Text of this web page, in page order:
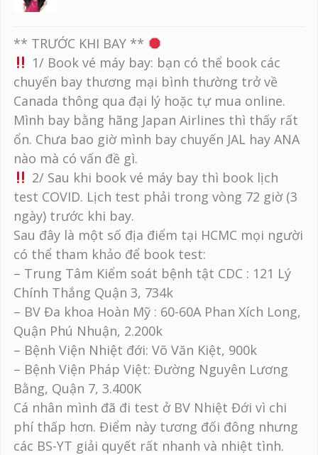
** TRƯỚC KHI BAY **
1/ Book vé máy bay: bạn có thể book các
chuyến bay thương mại bình thường trở về
Canada thông qua đại lý hoặc tự mua online.
Mình bay bằng hãng Japan Airlines thì thấy rất
ổn. Chưa bao giờ mình bay chuyến JAL hay ANA
nào mà có vấn đề gì.
2/ Sau khi book vé máy bay thì book lịch
test COVID. Lịch test phải trong vòng 72 giờ (3
ngày) trước khi bay.
Sau đây là một số địa điểm tại HCMC mọi người
có thể tham khảo để book test:
– Trung Tâm Kiểm soát bệnh tật CDC : 121 Lý
Chính Thắng Quận 3, 734k
– BV Đa khoa Hoàn Mỹ : 60-60A Phan Xích Long,
Quận Phú Nhuận, 2.200k
– Bệnh Viện Nhiệt đới: Võ Văn Kiệt, 900k
– Bệnh Viện Pháp Việt: Đường Nguyên Lương
Bằng, Quận 7, 3.400K
Cá nhân mình đã đi test ở BV Nhiệt Đới vì chi
phí thấp hơn. Điểm này tương đối đông nhưng
các BS-YT giải quyết rất nhanh và nhiệt tình.